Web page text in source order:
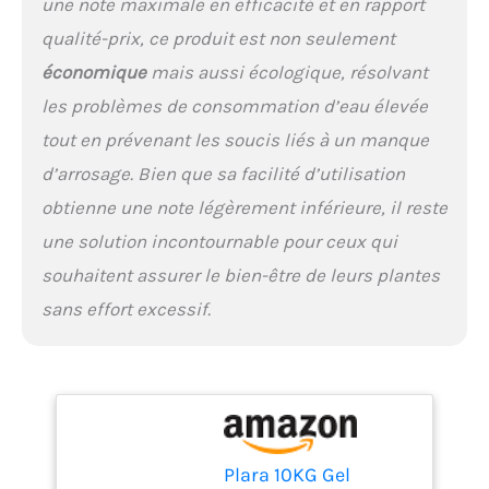
contrairement au
polyacrylate de sodium.
humains, les animaux et
l'environnement, il
biologique
qualité-prix, ce produit est non seulement
économiquemais aussi écologique, résolvant
les problèmes de consommation d’eau élevée
tout en prévenant les soucis liés à un manque
d’arrosage. Bien que sa facilité d’utilisation
obtienne une note légèrement inférieure, il reste
une solution incontournable pour ceux qui
souhaitent assurer le bien-être de leurs plantes
sans effort excessif.
Plara 10KG Gel